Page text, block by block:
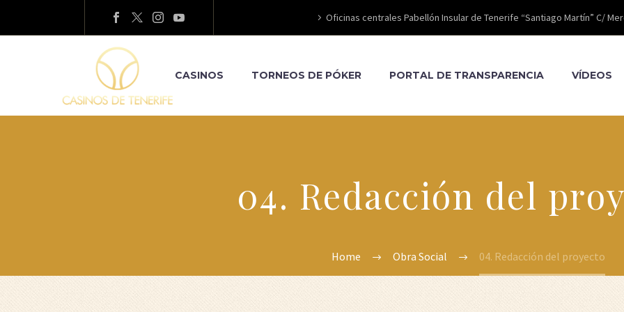
Oficinas centrales Pabellón Insular de Tenerife “Santiago Martín” C/
CASINOS TORNEOS DE PÓKER PORTAL DE TRANSPARENCIA VÍDEOS
04. Redacción del
Home Obra Social 04. Redacción del proyecto